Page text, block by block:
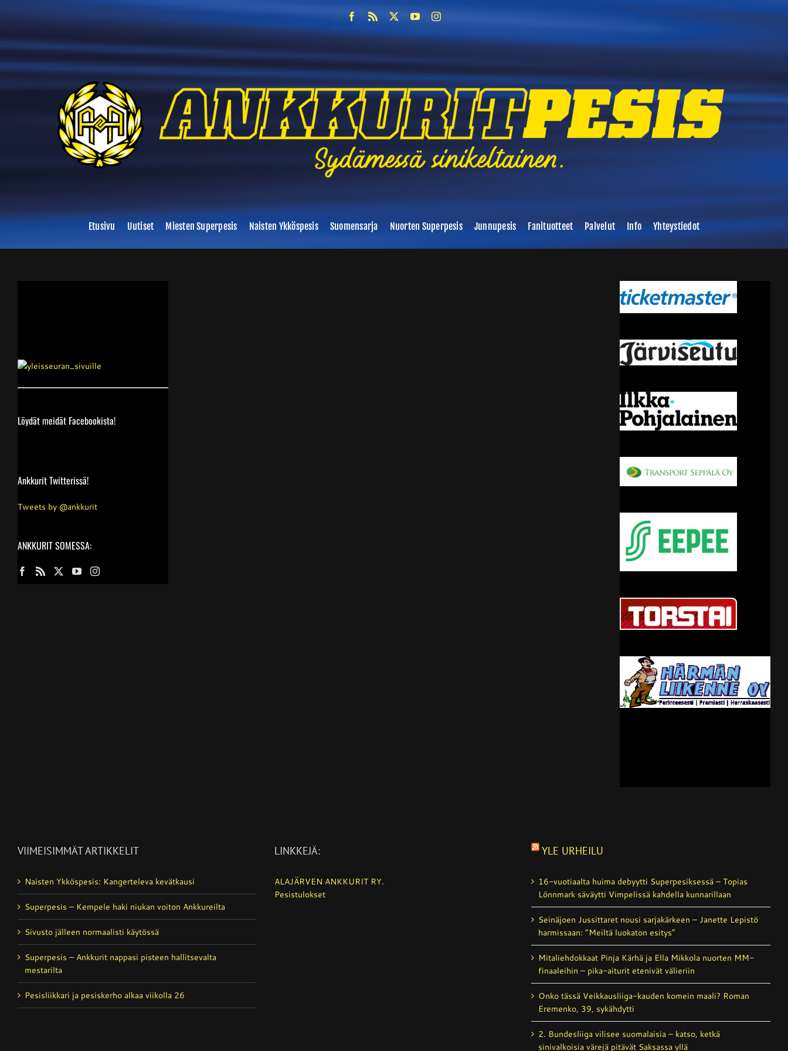
Etusivu Uutiset Miesten Superpesis Naisten Ykköspesis Suomensarja Nuorten Superpesis Junnupesis Fanituotteet Palvelut Info Yhteystiedot
Löydät meidät Facebookista!
Ankkurit Twitterissä!
Tweets by @ankkurit
ANKKURIT SOMESSA:
VIIMEISIMMÄT ARTIKKELIT
Naisten Ykköspesis: Kangerteleva kevätkausi
Superpesis – Kempele haki niukan voiton Ankkureilta
Sivusto jälleen normaalisti käytössä
Superpesis – Ankkurit nappasi pisteen hallitsevalta
mestarilta
Pesisliikkari ja pesiskerho alkaa viikolla 26
LINKKEJÄ:
ALAJÄRVEN ANKKURIT RY.
Pesistulokset
YLE URHEILU
16-vuotiaalta huima debyytti Superpesiksessä – Topias
Lönnmark säväytti Vimpelissä kahdella kunnarillaan
Seinäjoen Jussittaret nousi sarjakärkeen – Janette Lepistö
harmissaan: ”Meiltä luokaton esitys”
Mitaliehdokkaat Pinja Kärhä ja Ella Mikkola nuorten MM-
finaaleihin – pika-aiturit etenivät välieriin
Onko tässä Veikkausliiga-kauden komein maali? Roman
Eremenko, 39, sykähdytti
2. Bundesliiga vilisee suomalaisia – katso, ketkä
sinivalkoisia värejä pitävät Saksassa yllä